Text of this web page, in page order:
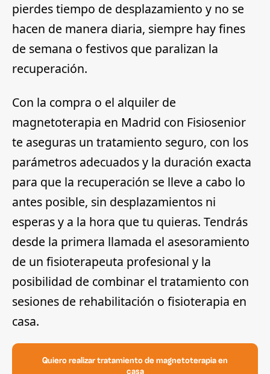
pierdes tiempo de desplazamiento y no se
hacen de manera diaria, siempre hay fines
de semana o festivos que paralizan la
recuperación.
Con la compra o el alquiler de
magnetoterapia en Madrid con Fisiosenior
te aseguras un tratamiento seguro, con los
parámetros adecuados y la duración exacta
para que la recuperación se lleve a cabo lo
antes posible, sin desplazamientos ni
esperas y a la hora que tu quieras. Tendrás
desde la primera llamada el asesoramiento
de un fisioterapeuta profesional y la
posibilidad de combinar el tratamiento con
sesiones de rehabilitación o fisioterapia en
casa.
Quiero realizar tratamiento de magnetoterapia en
casa